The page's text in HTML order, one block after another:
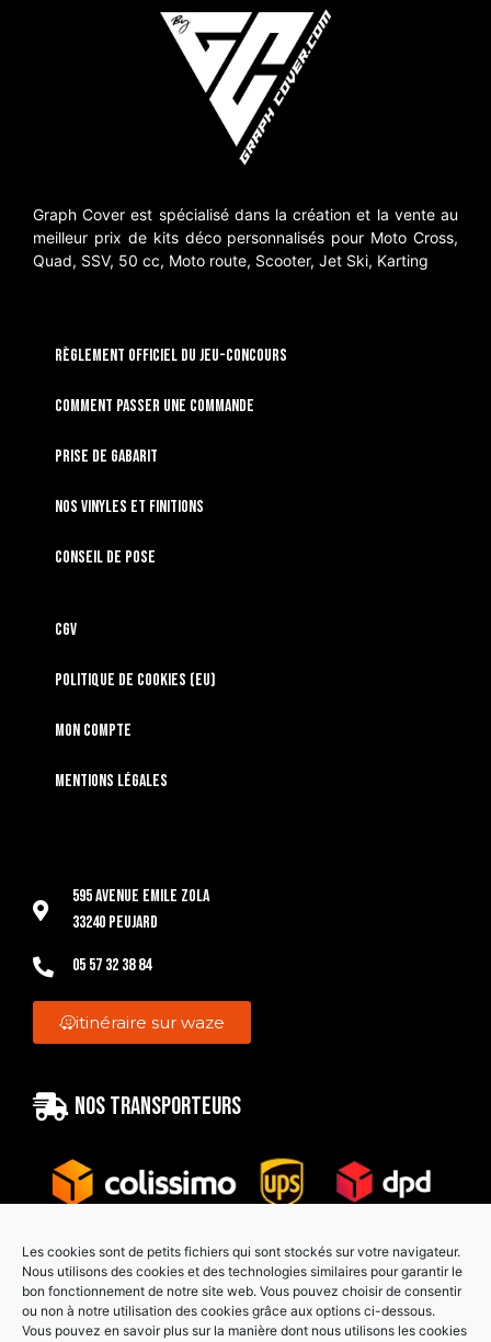
Les cookies sont de petits fichiers qui sont stockés sur votre navigateur.
Nous utilisons des cookies et des technologies similaires pour garantir le
bon fonctionnement de notre site web. Vous pouvez choisir de consentir
ou non à notre utilisation des cookies grâce aux options ci-dessous.
Vous pouvez en savoir plus sur la manière dont nous utilisons les cookies
Graph Cover est spécialisé dans la création et la vente au
meilleur prix de kits déco personnalisés pour Moto Cross,
Quad, SSV, 50 cc, Moto route, Scooter, Jet Ski, Karting
RÈGLEMENT OFFICIEL DU JEU-CONCOURS
Comment passer une commande
Prise de gabarit
Nos vinyles et finitions
Conseil de pose
CGV
Politique de cookies (EU)
Mon compte
Mentions légales
595 Avenue Emile Zola
33240 Peujard
05 57 32 38 84
itinéraire sur waze
Nos transporteurs
Paiement sécurisé